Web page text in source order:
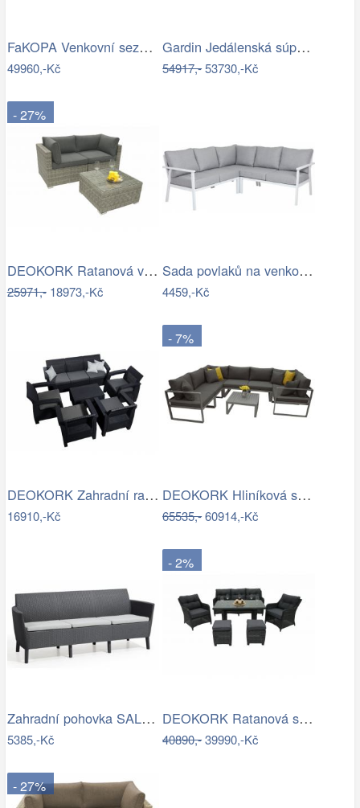
FaKOPA Venkovní sezení z umělého…
49960,-Kč
Gardin Jedálenská súprava FOX hnedá Mdum
54917,-53730,-Kč
- 27%
DEOKORK Ratanová variabilní sestava…
25971,-18973,-Kč
Sada povlaků na venkovní polštáře…
4459,-Kč
DEOKORK Zahradní ratanová sestava…
16910,-Kč
- 7%
DEOKORK Hliníková sestava pro 7 osob…
65535,-60914,-Kč
Zahradní pohovka SALEMO 3 Allibert
5385,-Kč
- 2%
DEOKORK Ratanová sestava PAOLA antracit…
40890,-39990,-Kč
- 27%